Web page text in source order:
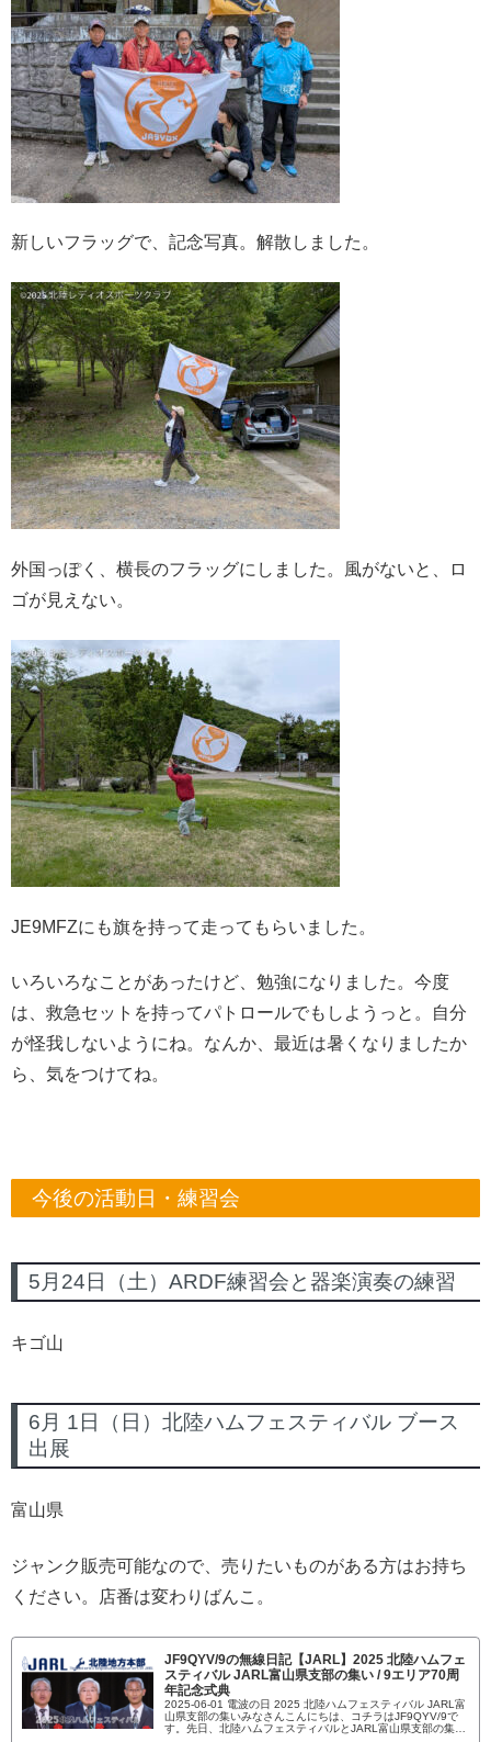
新しいフラッグで、記念写真。解散しました。
外国っぽく、横長のフラッグにしました。風がないと、ロ
ゴが見えない。
JE9MFZにも旗を持って走ってもらいました。
いろいろなことがあったけど、勉強になりました。今度
は、救急セットを持ってパトロールでもしようっと。自分
が怪我しないようにね。なんか、最近は暑くなりましたか
ら、気をつけてね。
今後の活動日・練習会
5月24日（土）ARDF練習会と器楽演奏の練習
キゴ山
6月 1日（日）北陸ハムフェスティバル ブース
出展
富山県
ジャンク販売可能なので、売りたいものがある方はお持ち
ください。店番は変わりばんこ。
JF9QYV/9の無線日記【JARL】2025 北陸ハムフェ
スティバル JARL富山県支部の集い / 9エリア70周
年記念式典
2025-06-01 電波の日 2025 北陸ハムフェスティバル JARL富
山県支部の集いみなさんこんにちは、コチラはJF9QYV/9で
す。先日、北陸ハムフェスティバルとJARL富山県支部の集い